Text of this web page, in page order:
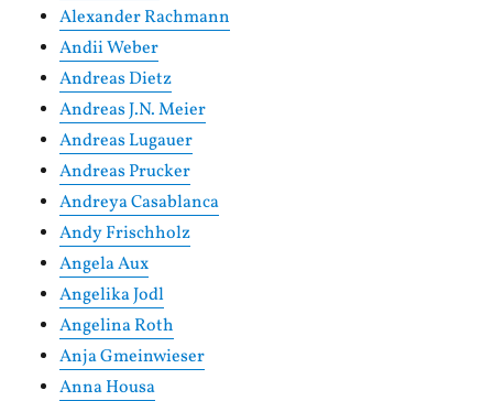
Alexander Rachmann
Andii Weber
Andreas Dietz
Andreas J.N. Meier
Andreas Lugauer
Andreas Prucker
Andreya Casablanca
Andy Frischholz
Angela Aux
Angelika Jodl
Angelina Roth
Anja Gmeinwieser
Anna Housa